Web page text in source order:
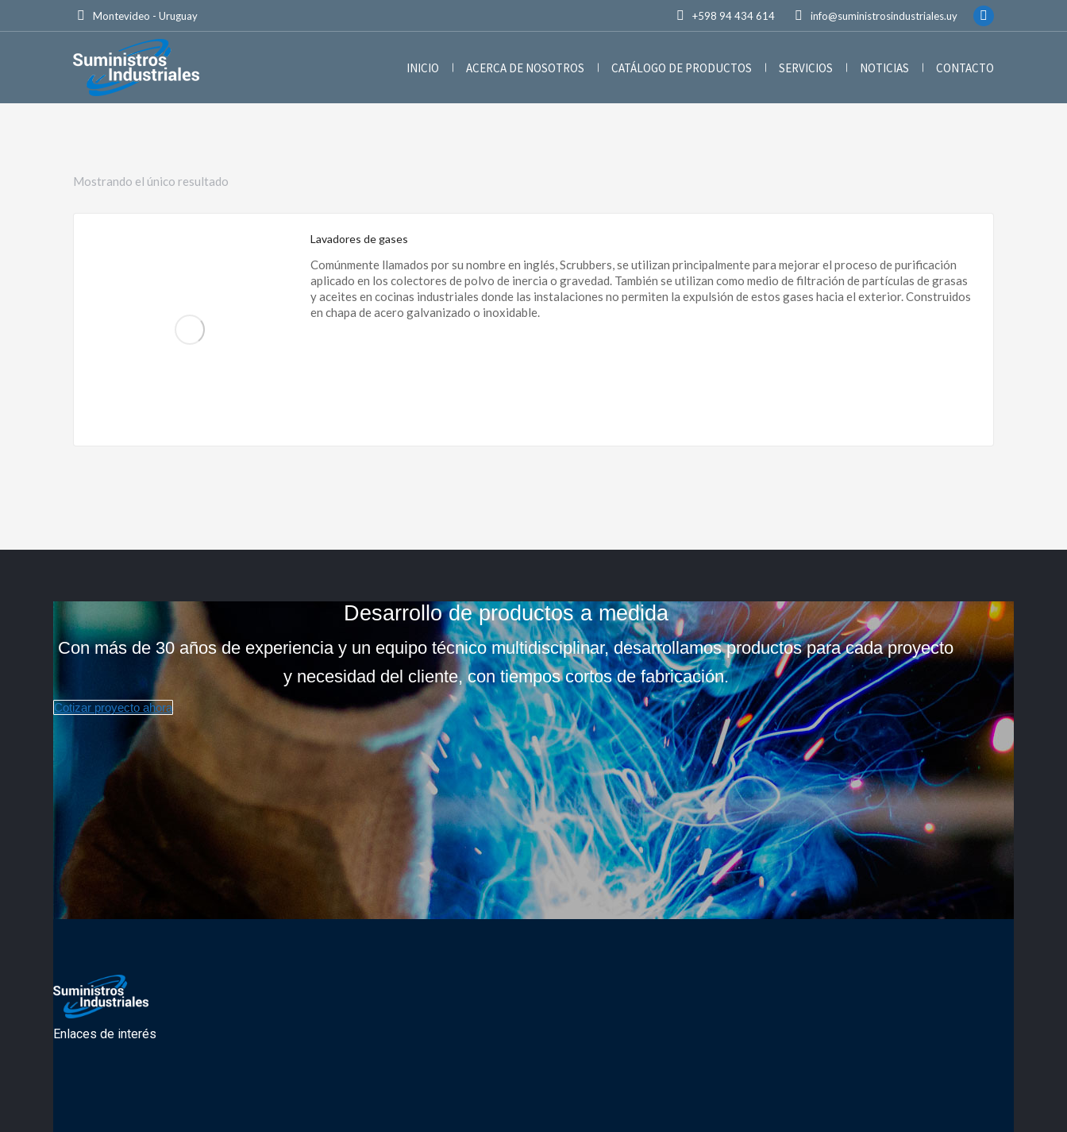
Montevideo - Uruguay +598 94 434 614 info@suministrosindustriales.uy
Facebook
opens
new
INICIO ACERCA DE NOSOTROS CATÁLOGO DE PRODUCTOS SERVICIOS NOTICIAS CONTACTO
Mostrando el único resultado
Lavadores de gases
Comúnmente llamados por su nombre en inglés, Scrubbers, se utilizan principalmente para mejorar el proceso de purificación
aplicado en los colectores de polvo de inercia o gravedad. También se utilizan como medio de filtración de partículas de grasas
y aceites en cocinas industriales donde las instalaciones no permiten la expulsión de estos gases hacia el exterior. Construidos
en chapa de acero galvanizado o inoxidable.
Desarrollo de productos a medida
Con más de 30 años de experiencia y un equipo técnico multidisciplinar, desarrollamos productos para cada proyecto
y necesidad del cliente, con tiempos cortos de fabricación.
Cotizar proyecto ahora
Enlaces de interés